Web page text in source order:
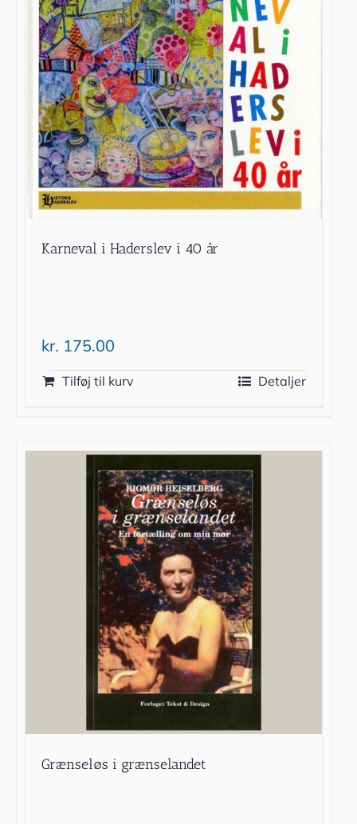
Karneval i Haderslev i 40 år
kr. 175.00
Tilføj til kurv Detaljer
Grænseløs i grænselandet